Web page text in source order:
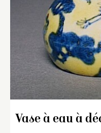
Vase à eau à